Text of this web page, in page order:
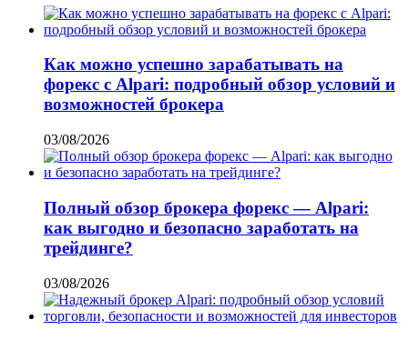
Как можно успешно зарабатывать на
форекс с Alpari: подробный обзор условий и
возможностей брокера
03/08/2026
Полный обзор брокера форекс — Alpari:
как выгодно и безопасно заработать на
трейдинге?
03/08/2026